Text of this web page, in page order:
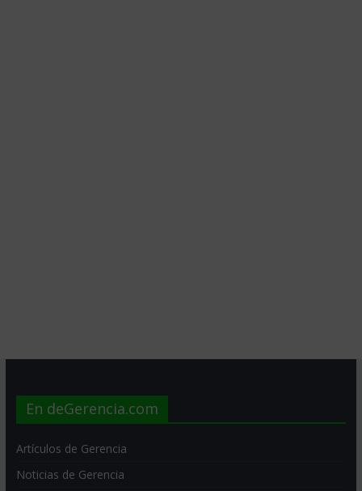
En deGerencia.com
Artículos de Gerencia
Noticias de Gerencia